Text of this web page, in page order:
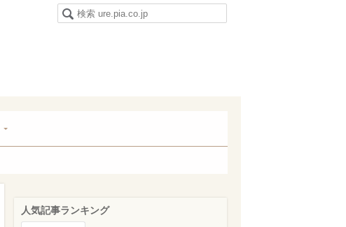
人気記事ランキング